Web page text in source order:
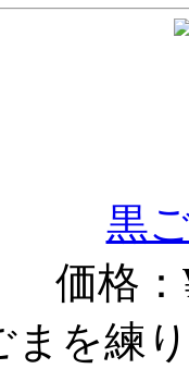
黒
価格
まを練